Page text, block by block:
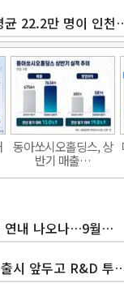
균 22.2만 명이 인천
동아쏘시오홀딩스, 상
반기 매출…
연내 나오나…9월…
시 앞두고 R&D 투